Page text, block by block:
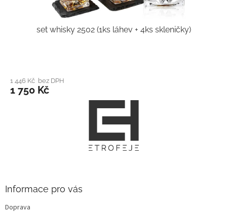
set whisky 2502 (1ks láhev + 4ks skleničky)
1 446 Kč bez DPH
1 750 Kč
Informace pro vás
Doprava